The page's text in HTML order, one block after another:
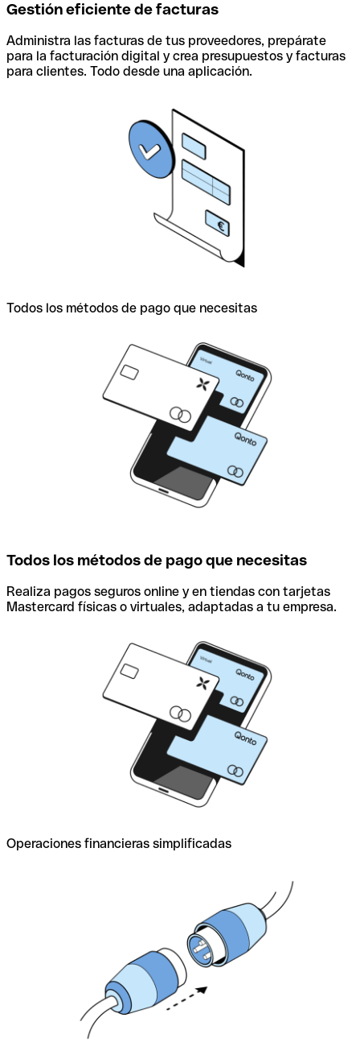
Gestión eficiente de facturas
Administra las facturas de tus proveedores, prepárate
para la facturación digital y crea presupuestos y facturas
para clientes. Todo desde una aplicación.
Todos los métodos de pago que necesitas
Todos los métodos de pago que necesitas
Realiza pagos seguros online y en tiendas con tarjetas
Mastercard físicas o virtuales, adaptadas a tu empresa.
Operaciones financieras simplificadas